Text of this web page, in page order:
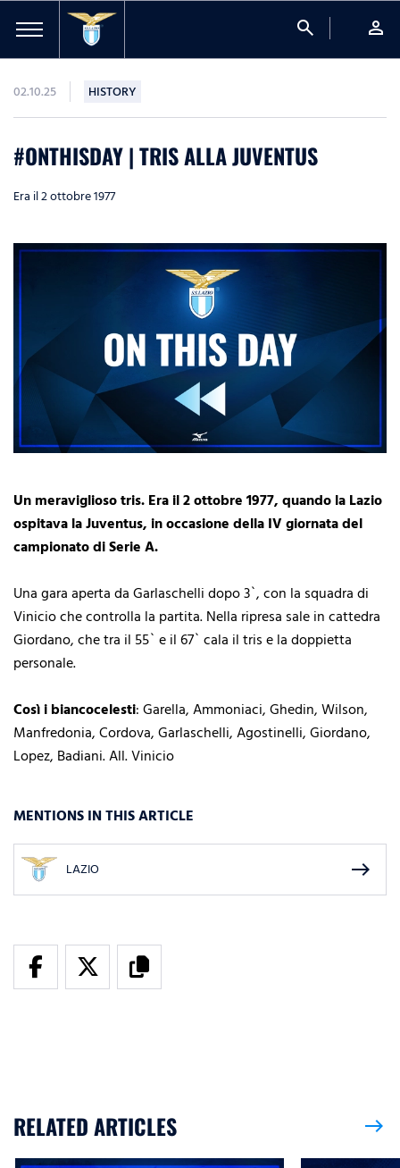
search person
02.10.25 HISTORY
#ONTHISDAY | TRIS ALLA JUVENTUS
Era il 2 ottobre 1977
Un meraviglioso tris. Era il 2 ottobre 1977, quando la Lazio
ospitava la Juventus, in occasione della IV giornata del
campionato di Serie A.
Una gara aperta da Garlaschelli dopo 3`, con la squadra di
Vinicio che controlla la partita. Nella ripresa sale in cattedra
Giordano, che tra il 55` e il 67` cala il tris e la doppietta
personale.
Così i biancocelesti: Garella, Ammoniaci, Ghedin, Wilson,
Manfredonia, Cordova, Garlaschelli, Agostinelli, Giordano,
Lopez, Badiani. All. Vinicio
MENTIONS IN THIS ARTICLE
LAZIO east
RELATED ARTICLES east